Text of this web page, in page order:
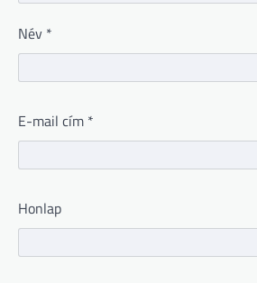
Név *
E-mail cím *
Honlap